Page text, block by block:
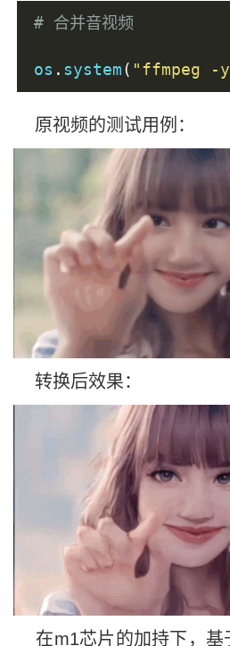
# 合并音视频
os . system( "ffmpeg -
原视频的测试用例：
转换后效果：
在m1芯片的加持下，基